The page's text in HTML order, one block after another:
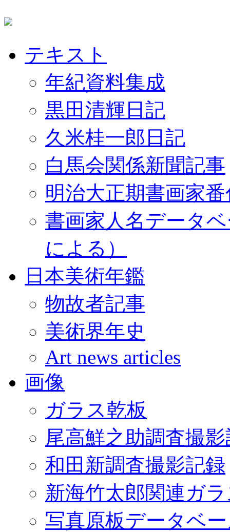
テキスト
年紀資料集成
黒田清輝日記
久米桂一郎日記
白馬会関係新聞記事
明治大正期書画家
書画家人名データ
による）
日本美術年鑑
物故者記事
美術界年史
Art news articles
画像
ガラス乾板
尾高鮮之助調査撮
和田新調査撮影記録
新海竹太郎関連ガ
写真原板データベ